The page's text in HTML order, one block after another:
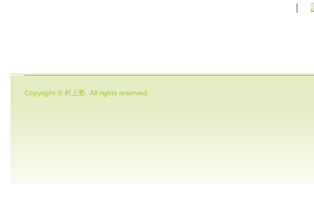
|
Copyright © 村上塾. All rights reserved.